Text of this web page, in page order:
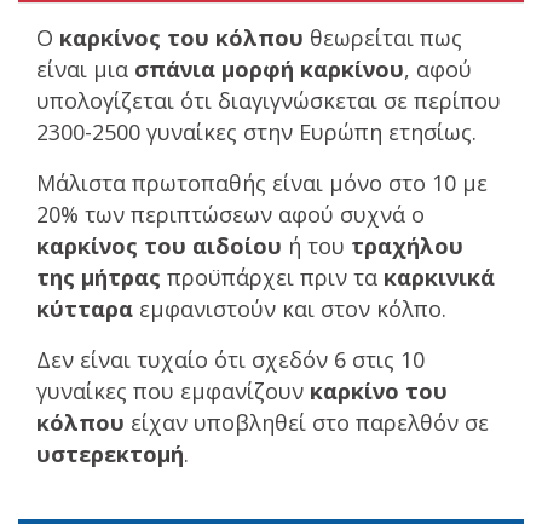
Ο καρκίνος του κόλπου θεωρείται πως
είναι μια σπάνια μορφή καρκίνου, αφού
υπολογίζεται ότι διαγιγνώσκεται σε περίπου
2300-2500 γυναίκες στην Ευρώπη ετησίως.
Μάλιστα πρωτοπαθής είναι μόνο στο 10 με
20% των περιπτώσεων αφού συχνά ο
καρκίνος του αιδοίου ή του τραχήλου
της μήτρας προϋπάρχει πριν τα καρκινικά
κύτταρα εμφανιστούν και στον κόλπο.
Δεν είναι τυχαίο ότι σχεδόν 6 στις 10
γυναίκες που εμφανίζουν καρκίνο του
κόλπου είχαν υποβληθεί στο παρελθόν σε
υστερεκτομή.